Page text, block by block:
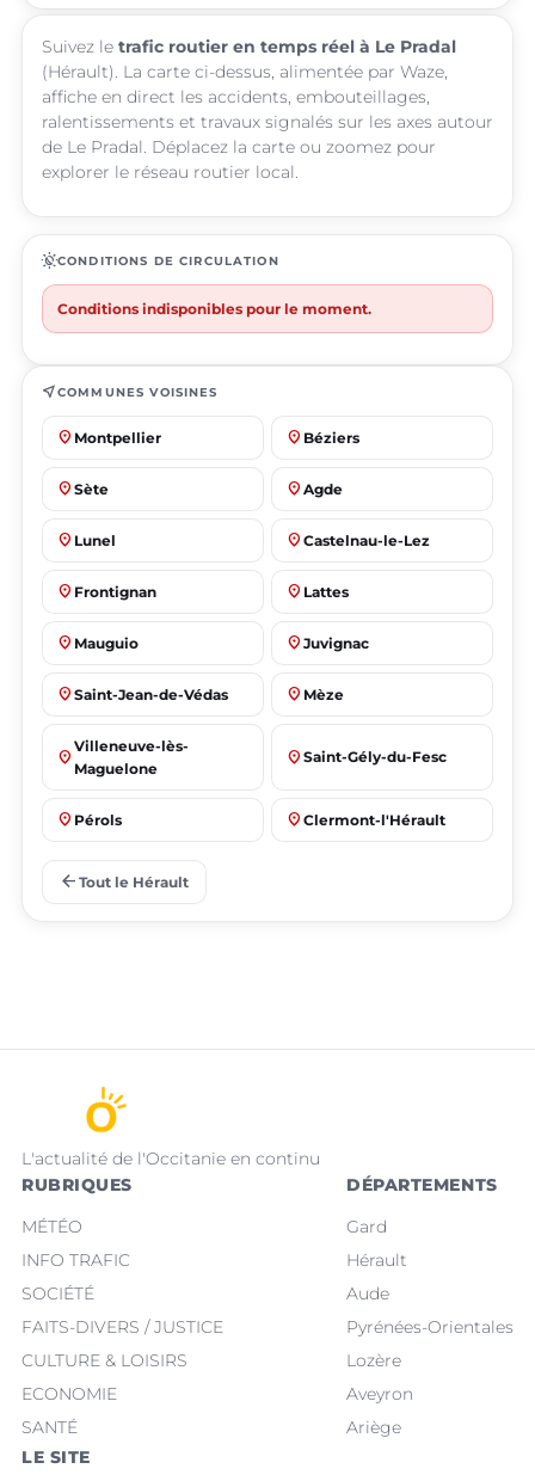
Suivez le trafic routier en temps réel à Le Pradal
(Hérault). La carte ci-dessus, alimentée par Waze,
affiche en direct les accidents, embouteillages,
ralentissements et travaux signalés sur les axes autour
de Le Pradal. Déplacez la carte ou zoomez pour
explorer le réseau routier local.
routineCONDITIONS DE CIRCULATION
Conditions indisponibles pour le moment.
near_meCOMMUNES VOISINES
place Montpellier place Béziers
place Sète place Agde
place Lunel place Castelnau-le-Lez
place Frontignan place Lattes
place Mauguio place Juvignac
place Saint-Jean-de-Védas place Mèze
place
Villeneuve-lès-
Maguelone
place Saint-Gély-du-Fesc
place Pérols place Clermont-l'Hérault
place
arrow_back Tout le Hérault
L'actualité de l'Occitanie en continu
RUBRIQUES
MÉTÉO
INFO TRAFIC
SOCIÉTÉ
FAITS-DIVERS / JUSTICE
CULTURE & LOISIRS
ECONOMIE
SANTÉ
DÉPARTEMENTS
Gard
Hérault
Aude
Pyrénées-Orientales
Lozère
Aveyron
Ariège
LE SITE